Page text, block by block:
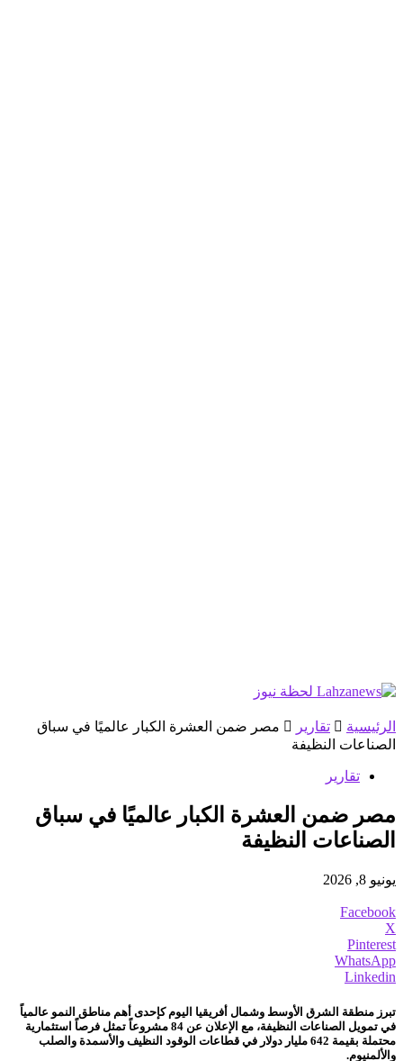
الرئيسية تقارير
مصر ضمن العشرة الكبار عالميًا في سباق
الصناعات النظيفة
تقارير
مصر ضمن العشرة الكبار عالميًا في سباق
الصناعات النظيفة
يونيو 8, 2026
Facebook
X
Pinterest
WhatsApp
Linkedin
تبرز منطقة الشرق الأوسط وشمال أفريقيا اليوم كإحدى أهم مناطق النمو عالمياً
في تمويل الصناعات النظيفة، مع الإعلان عن 84 مشروعاً تمثل فرصاً استثمارية
محتملة بقيمة 642 مليار دولار في قطاعات الوقود النظيف والأسمدة والصلب
والألمنيوم.